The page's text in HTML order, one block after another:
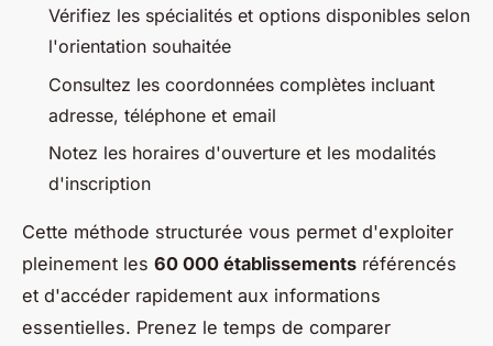
Vérifiez les spécialités et options disponibles selon
l'orientation souhaitée
Consultez les coordonnées complètes incluant
adresse, téléphone et email
Notez les horaires d'ouverture et les modalités
d'inscription
Cette méthode structurée vous permet d'exploiter
pleinement les 60 000 établissements référencés
et d'accéder rapidement aux informations
essentielles. Prenez le temps de comparer